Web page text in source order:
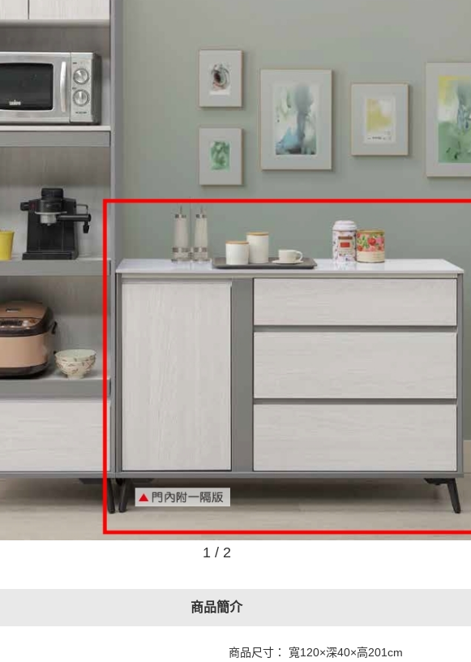
1 / 2
商品簡介
商品尺寸： 寬120×深40×高201cm